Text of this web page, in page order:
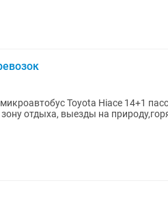
Toyota Hiace 14+1
отдыха, выезды на